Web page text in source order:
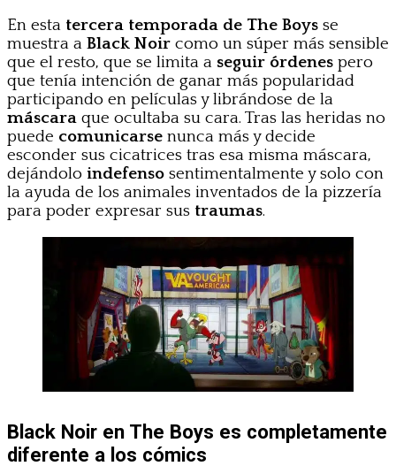
En esta tercera temporada de The Boys se
muestra a Black Noir como un súper más sensible
que el resto, que se limita a seguir órdenes pero
que tenía intención de ganar más popularidad
participando en películas y librándose de la
máscara que ocultaba su cara. Tras las heridas no
puede comunicarse nunca más y decide
esconder sus cicatrices tras esa misma máscara,
dejándolo indefenso sentimentalmente y solo con
la ayuda de los animales inventados de la pizzería
para poder expresar sus traumas.
Black Noir en The Boys es completamente
diferente a los cómics